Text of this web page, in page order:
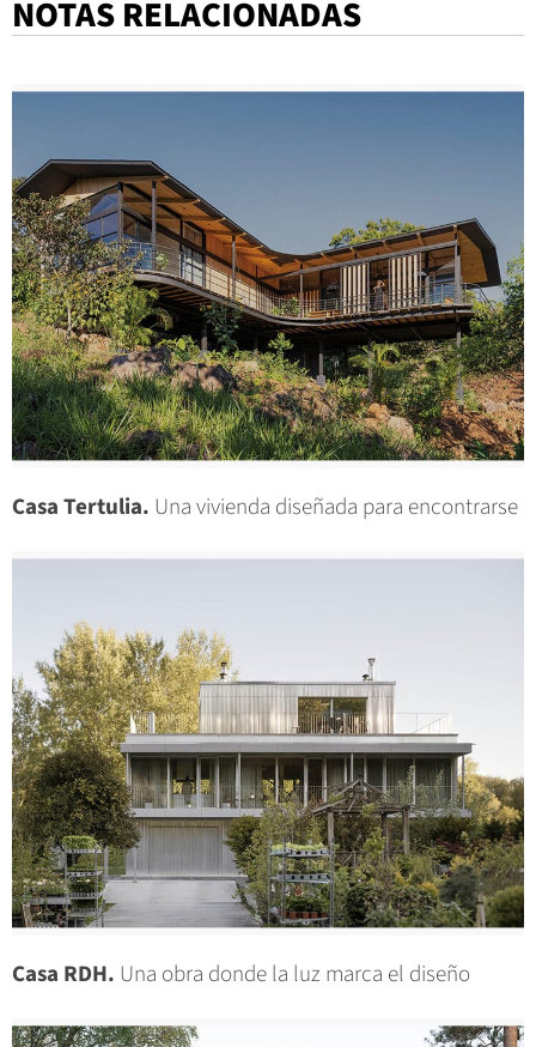
NOTAS RELACIONADAS
Casa Tertulia. Una vivienda diseñada para encontrarse
Casa RDH. Una obra donde la luz marca el diseño